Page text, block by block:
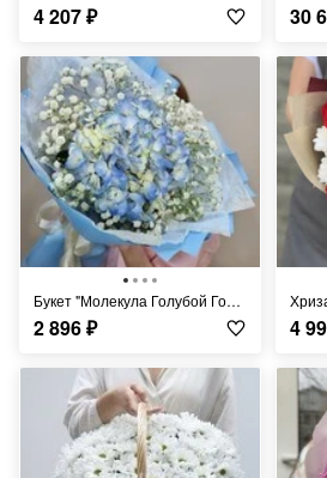
4 207₽ 30
Букет "Молекула Голубой Гортензии"
2 896₽ 4